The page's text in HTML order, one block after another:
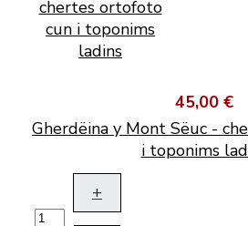
45,00 €
Gherdëina y Mont Sëuc -
i toponims
+